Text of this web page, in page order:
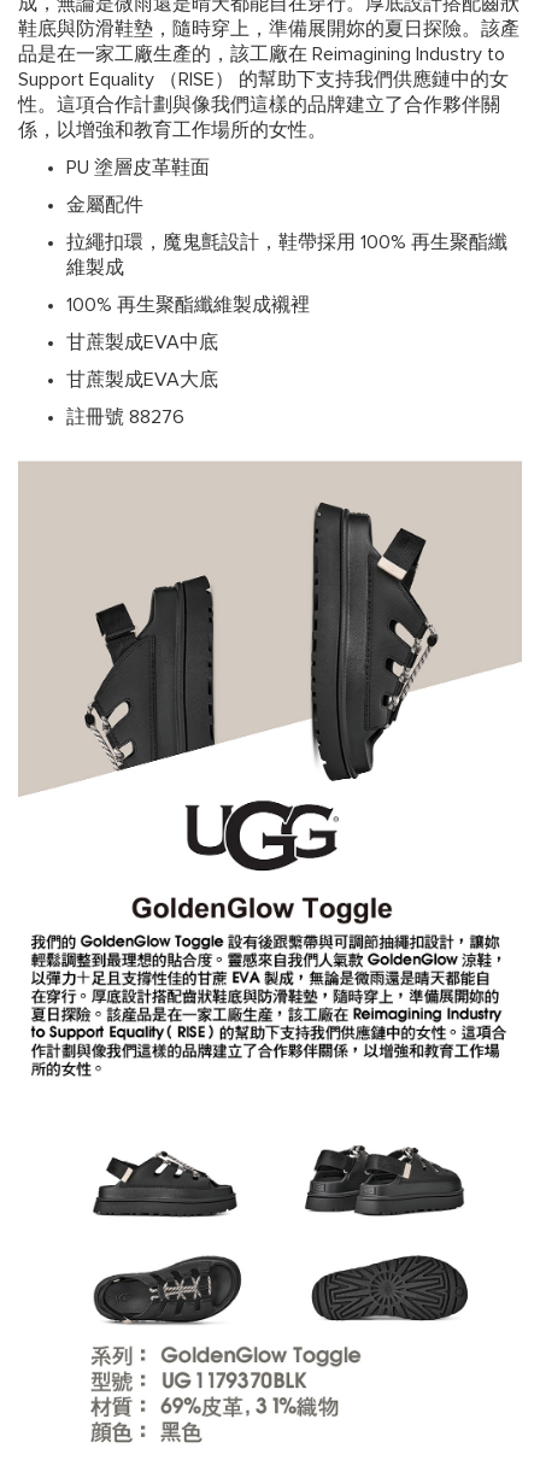
鞋底與防滑鞋墊，隨時穿上，準備展開妳的夏日探險。該產
品是在一家工廠生產的，該工廠在 Reimagining Industry to
Support Equality （RISE） 的幫助下支持我們供應鏈中的女
性。這項合作計劃與像我們這樣的品牌建立了合作夥伴關
係，以增強和教育工作場所的女性。
PU 塗層皮革鞋面
金屬配件
拉繩扣環，魔鬼氈設計，鞋帶採用 100% 再生聚酯纖
維製成
100% 再生聚酯纖維製成襯裡
甘蔗製成EVA中底
甘蔗製成EVA大底
註冊號 88276